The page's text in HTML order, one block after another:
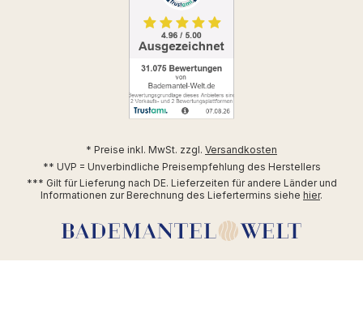
* Preise inkl. MwSt. zzgl. Versandkosten
** UVP = Unverbindliche Preisempfehlung des Herstellers
*** Gilt für Lieferung nach DE. Lieferzeiten für andere Länder und
Informationen zur Berechnung des Liefertermins siehe hier.